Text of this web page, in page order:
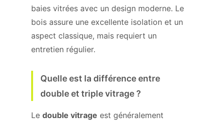
baies vitrées avec un design moderne. Le
bois assure une excellente isolation et un
aspect classique, mais requiert un
entretien régulier.
Quelle est la différence entre
double et triple vitrage ?
Le double vitrage est généralement